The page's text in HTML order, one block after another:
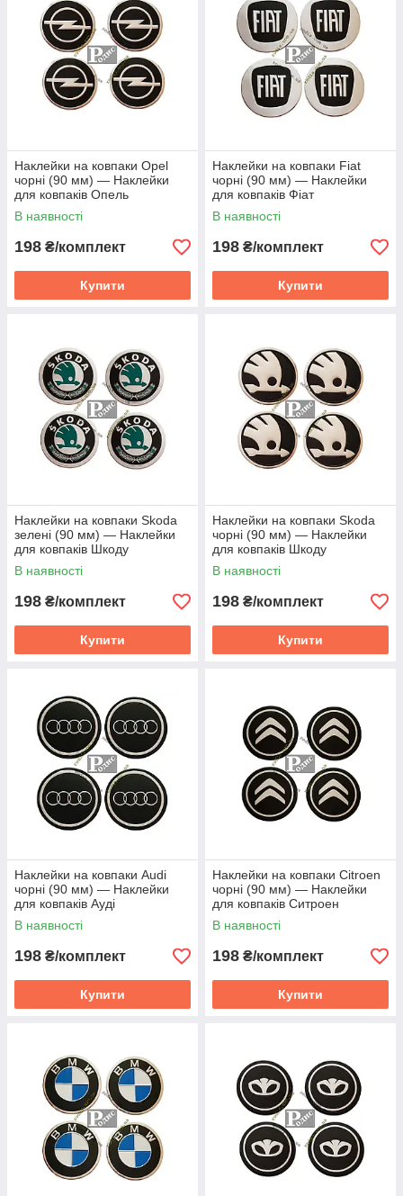
Наклейки на ковпаки Opel
чорні (90 мм) — Наклейки
для ковпаків Опель
В наявності
198 ₴/комплект
Купити
Наклейки на ковпаки Fiat
чорні (90 мм) — Наклейки
для ковпаків Фіат
В наявності
198 ₴/комплект
Купити
Наклейки на ковпаки Skoda
зелені (90 мм) — Наклейки
для ковпаків Шкоду
В наявності
198 ₴/комплект
Купити
Наклейки на ковпаки Skoda
чорні (90 мм) — Наклейки
для ковпаків Шкоду
В наявності
198 ₴/комплект
Купити
Наклейки на ковпаки Audi
чорні (90 мм) — Наклейки
для ковпаків Ауді
В наявності
198 ₴/комплект
Купити
Наклейки на ковпаки Citroen
чорні (90 мм) — Наклейки
для ковпаків Ситроен
В наявності
198 ₴/комплект
Купити